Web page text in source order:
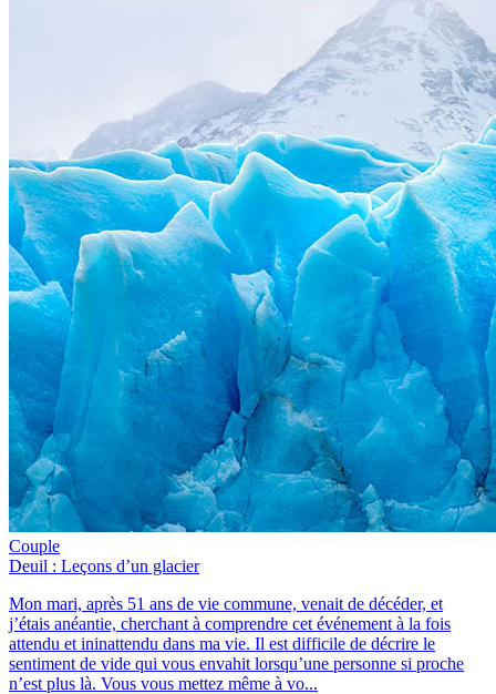
Couple
Deuil : Leçons d’un glacier
Mon mari, après 51 ans de vie commune, venait de décéder, et
j’étais anéantie, cherchant à comprendre cet événement à la fois
attendu et ininattendu dans ma vie. Il est difficile de décrire le
sentiment de vide qui vous envahit lorsqu’une personne si proche
n’est plus là. Vous vous mettez même à vo...